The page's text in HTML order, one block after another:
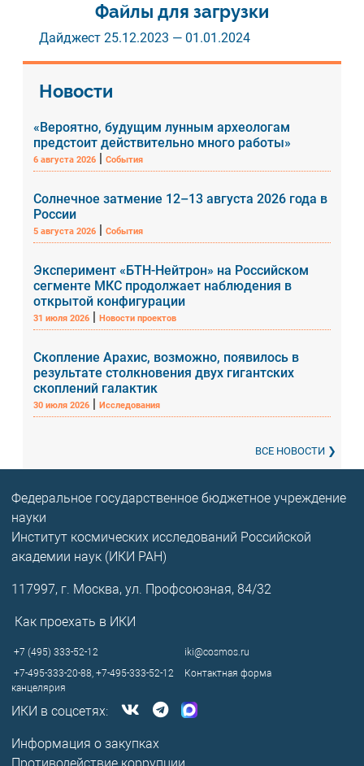
Файлы для загрузки
Дайджест 25.12.2023 — 01.01.2024
Новости
«Вероятно, будущим лунным археологам
предстоит действительно много работы»
6 августа 2026 |События
Солнечное затмение 12–13 августа 2026 года в
России
5 августа 2026 |События
Эксперимент «БТН-Нейтрон» на Российском
сегменте МКС продолжает наблюдения в
открытой конфигурации
31 июля 2026 |Новости проектов
Скопление Арахис, возможно, появилось в
результате столкновения двух гигантских
скоплений галактик
30 июля 2026 |Исследования
ВСЕ НОВОСТИ
Федеральное государственное бюджетное учреждение
науки
Институт космических исследований Российской
академии наук (ИКИ РАН)
117997, г. Москва, ул. Профсоюзная, 84/32
Как проехать в ИКИ
+7 (495) 333-52-12
iki@cosmos.ru
+7-495-333-20-88,+7-495-333-52-12
канцелярия
Контактная форма
ИКИ в соцсетях:
Информация о закупках